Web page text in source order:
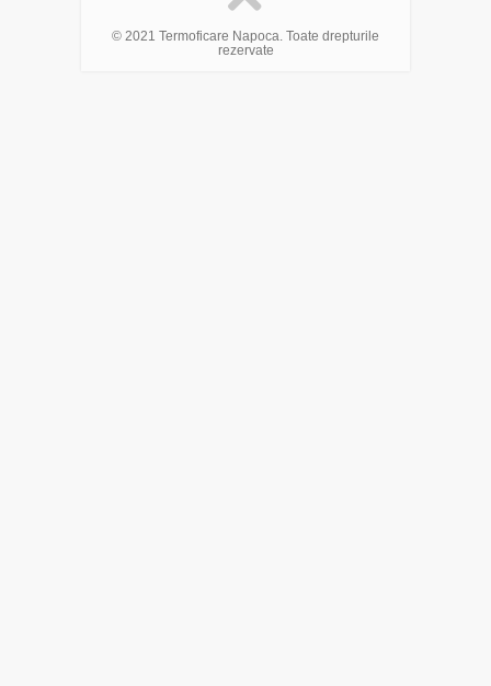
© 2021 Termoficare Napoca. Toate drepturile
rezervate